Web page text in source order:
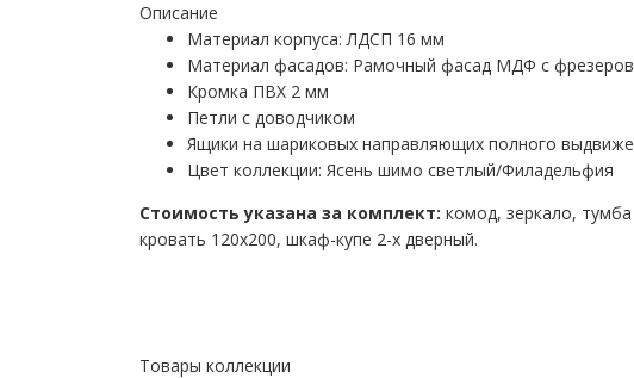
Описание
Материал корпуса: ЛДСП 16 мм
Материал фасадов: Рамочный фасад МДФ с
Кромка ПВХ 2 мм
Петли с доводчиком
Ящики на шариковых направляющих полного
Цвет коллекции: Ясень шимо светлый/Филадельфия
Стоимость указана за комплект: комод, зеркало,
кровать 120х200, шкаф-купе 2-х дверный.
Товары коллекции